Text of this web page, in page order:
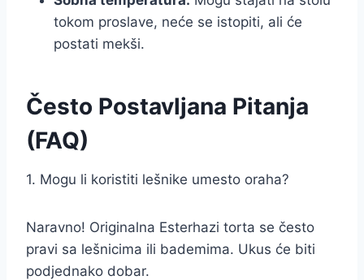
tokom proslave, neće se istopiti, ali će
postati mekši.
Često Postavljana Pitanja
(FAQ)
1. Mogu li koristiti lešnike umesto oraha?
Naravno! Originalna Esterhazi torta se često
pravi sa lešnicima ili bademima. Ukus će biti
podjednako dobar.